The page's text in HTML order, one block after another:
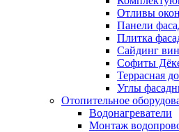
Отливы
Панели
Плитка
Сайдинг
Софиты
Террасная
Углы
Отопительное
Водонагреватели
Монтаж